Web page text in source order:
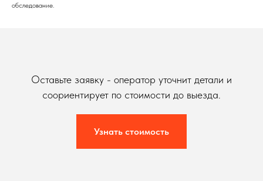
обследование.
Оставьте заявку - оператор уточнит детали и
соориентирует по стоимости до выезда.
Узнать стоимость